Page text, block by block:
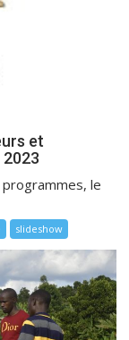
et
le
slideshow